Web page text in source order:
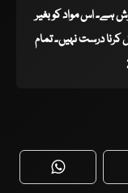
ہے۔ اس مواد کو بغیر
درست نہیں۔ تمام
WhatsApp